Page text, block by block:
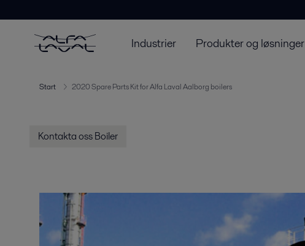
Industrier Produkter og løsninger
Start 2020 Spare Parts Kit for Alfa Laval Aalborg boilers
Kontakta oss Boiler